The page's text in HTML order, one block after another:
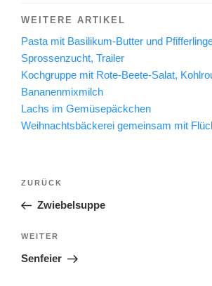
WEITERE ARTIKEL
Pasta mit Basilikum-Butter und
Sprossenzucht, Trailer
Kochgruppe mit Rote-Beete-Salat,
Bananenmixmilch
Lachs im Gemüsepäckchen
Weihnachtsbäckerei gemeinsam mit
Beitragsnavigation
Vorheriger
Beitrag
ZURÜCK
Zwiebelsuppe
Nächster
Beitrag
WEITER
Senfeier